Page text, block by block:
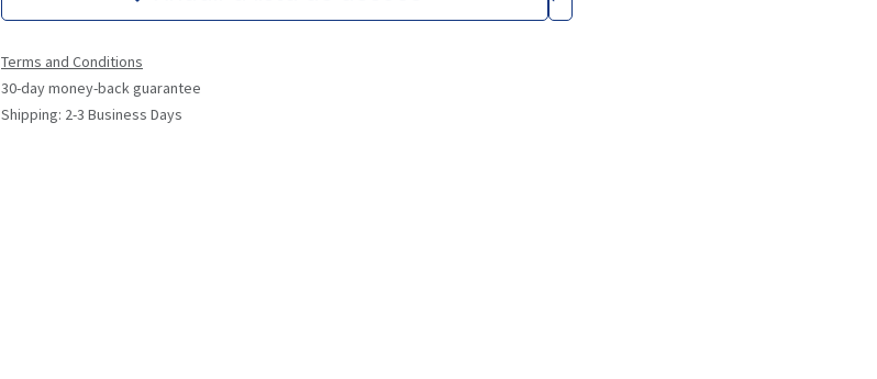
Terms and Conditions
30-day money-back guarantee
Shipping: 2-3 Business Days